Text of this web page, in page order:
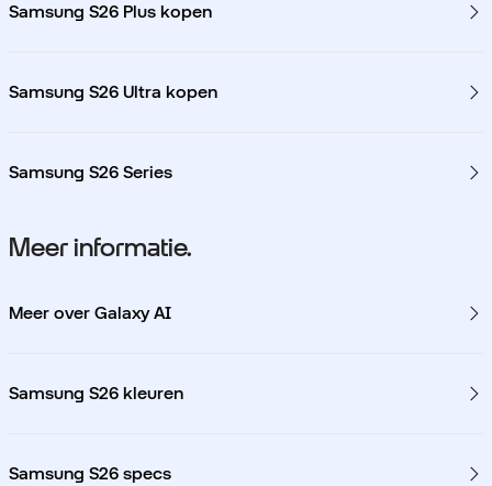
Samsung S26 Plus kopen
Samsung S26 Ultra kopen
Samsung S26 Series
Meer informatie.
Meer over Galaxy AI
Samsung S26 kleuren
Samsung S26 specs